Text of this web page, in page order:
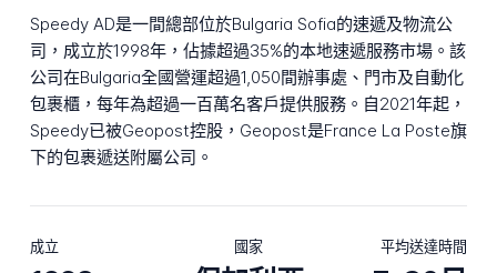
Speedy AD是一間總部位於Bulgaria Sofia的速遞及物流公
司，成立於1998年，佔據超過35%的本地速遞服務市場。該
公司在Bulgaria全國營運超過1,050間辦事處、門市及自動化
包裹櫃，每年為超過一百萬名客戶提供服務。自2021年起，
Speedy已被Geopost控股，Geopost是France La Poste旗
下的包裹遞送附屬公司。
成立 國家 平均送達時間